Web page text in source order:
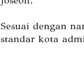
Sesuai dengan
standar kota